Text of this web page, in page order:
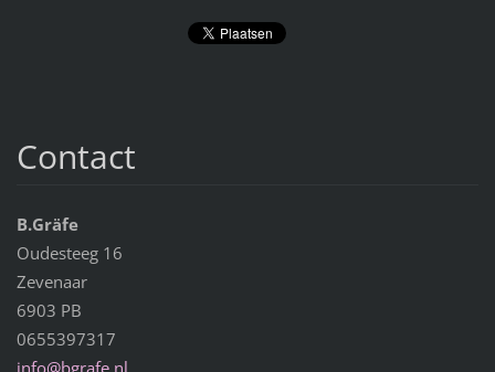
Contact
B.Gräfe
Oudesteeg 16
Zevenaar
6903 PB
0655397317